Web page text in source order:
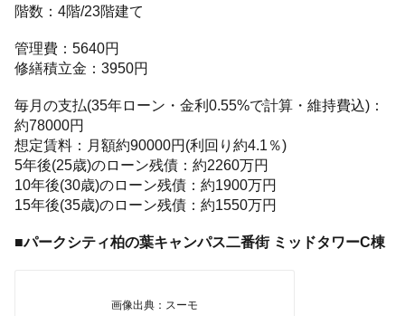
階数：4階/23階建て
管理費：5640円
修繕積立金：3950円
毎月の支払(35年ローン・金利0.55%で計算・維持費込)：
約78000円
想定賃料：月額約90000円(利回り約4.1％)
5年後(25歳)のローン残債：約2260万円
10年後(30歳)のローン残債：約1900万円
15年後(35歳)のローン残債：約1550万円
■パークシティ柏の葉キャンパス二番街 ミッドタワーC棟
画像出典：スーモ